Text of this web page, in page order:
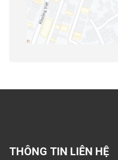
THÔNG TIN LIÊN HỆ